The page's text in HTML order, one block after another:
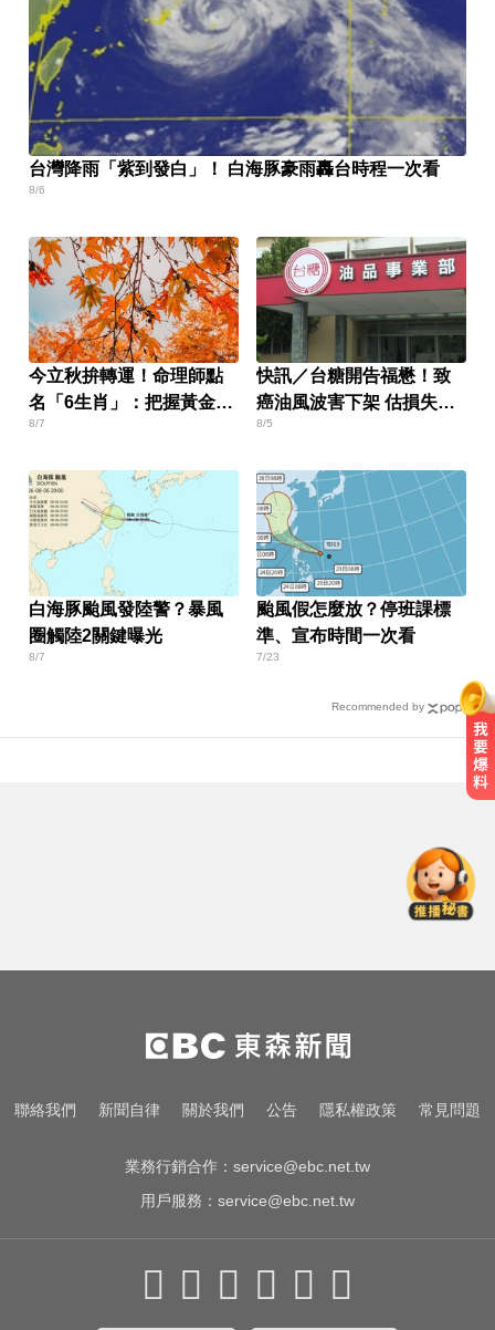
台灣降雨「紫到發白」！ 白海豚豪雨轟台時程一次看
8/6
今立秋拚轉運！命理師點
名「6生肖」：把握黃金7
天
8/7
快訊／台糖開告福懋！致
癌油風波害下架 估損失
2.43億
8/5
白海豚颱風發陸警？暴風
圈觸陸2關鍵曝光
8/7
颱風假怎麼放？停班課標
準、宣布時間一次看
7/23
Recommended by
動漫名言激勵自己
川普嗆伊朗若不開放荷莫茲海峽 將
祭「二戰後最大攻擊」
一變天膝蓋就發癢？李祖寧自曝半
聯絡我們 新聞自律 關於我們 公告 隱私權政策 常見問題
業務行銷合作： service@ebc.net.tw
用戶服務： service@ebc.net.tw